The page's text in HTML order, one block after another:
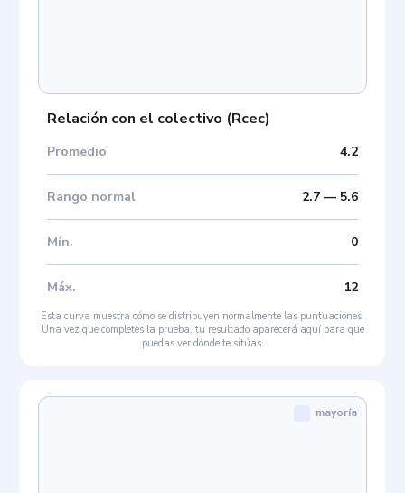
Relación con el colectivo (Rcec)
Promedio 4.2
Rango normal 2.7— 5.6
Mín. 0
Máx. 12
Esta curva muestra cómo se distribuyen normalmente las puntuaciones.
Una vez que completes la prueba, tu resultado aparecerá aquí para que
puedas ver dónde te sitúas.
mayoría